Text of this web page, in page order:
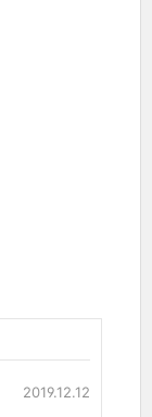
2019.12.12